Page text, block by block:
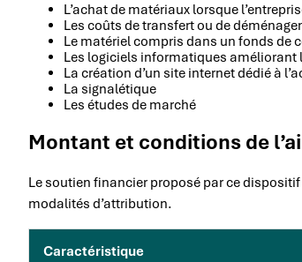
L’achat de matériaux lorsque
Les coûts de transfert ou de
Le matériel compris dans un fonds de
Les logiciels informatiques améliorant
La création d’un site internet dédié à
La signalétique
Les études de marché
Montant et conditions de
Le soutien financier proposé par ce
modalités d’attribution.
Caractéristique